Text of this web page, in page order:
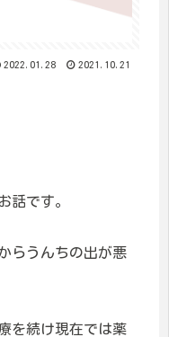
2022.01.28 2021.10.21
話です。
らうんちの出が悪
を続け現在では薬